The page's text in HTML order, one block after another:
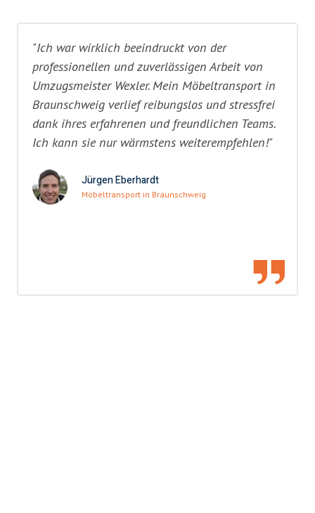
"Ich war wirklich beeindruckt von der
professionellen und zuverlässigen Arbeit von
Umzugsmeister Wexler. Mein Möbeltransport in
Braunschweig verlief reibungslos und stressfrei
dank ihres erfahrenen und freundlichen Teams.
Ich kann sie nur wärmstens weiterempfehlen!"
Jürgen Eberhardt
Möbeltransport in Braunschweig